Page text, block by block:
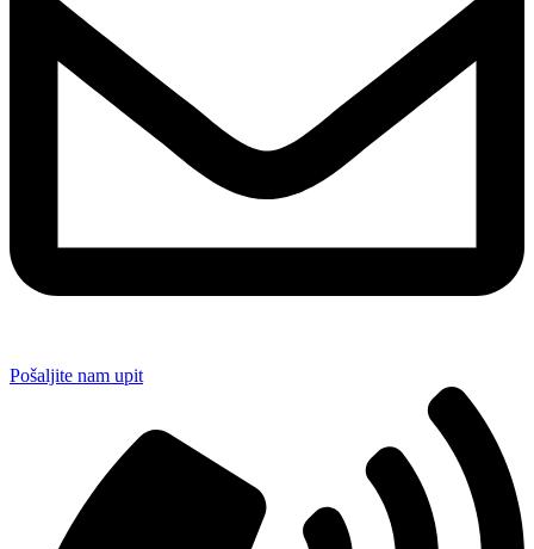
Pošaljite nam upit